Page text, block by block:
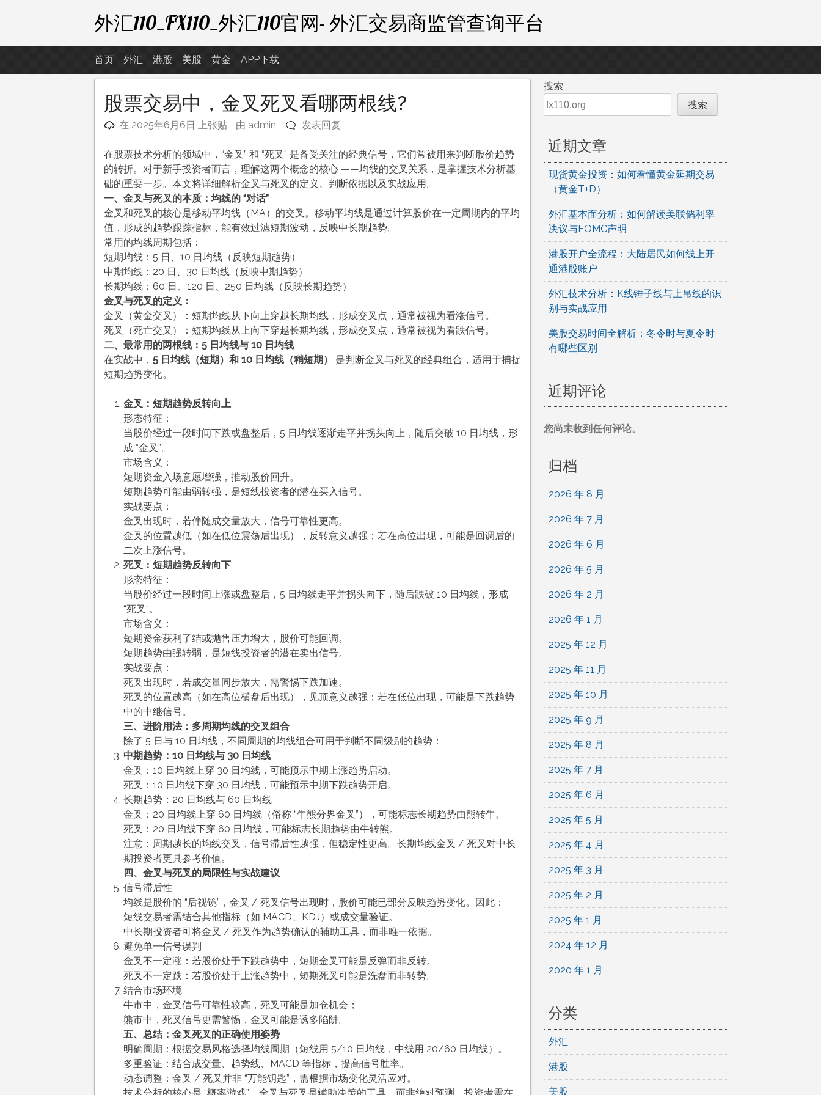
跳
至
内
容
外汇110_FX110_外汇110官网- 外汇交易商监管查询平台
首页 外汇 港股 美股 黄金 APP下载
股票交易中，金叉死叉看哪两根线?
在 2025年6月6日 上张贴 由 admin 发表回复
在股票技术分析的领域中，“金叉” 和 “死叉” 是备受关注的经典信号，它们常被用来判断股价趋势
的转折。对于新手投资者而言，理解这两个概念的核心 ——均线的交叉关系，是掌握技术分析基
础的重要一步。本文将详细解析金叉与死叉的定义、判断依据以及实战应用。
一、金叉与死叉的本质：均线的 “对话”
金叉和死叉的核心是移动平均线（MA）的交叉。移动平均线是通过计算股价在一定周期内的平均
值，形成的趋势跟踪指标，能有效过滤短期波动，反映中长期趋势。
常用的均线周期包括：
短期均线：5 日、10 日均线（反映短期趋势）
中期均线：20 日、30 日均线（反映中期趋势）
长期均线：60 日、120 日、250 日均线（反映长期趋势）
金叉与死叉的定义：
金叉（黄金交叉）：短期均线从下向上穿越长期均线，形成交叉点，通常被视为看涨信号。
死叉（死亡交叉）：短期均线从上向下穿越长期均线，形成交叉点，通常被视为看跌信号。
二、最常用的两根线：5 日均线与 10 日均线
在实战中， 5 日均线（短期）和 10 日均线（稍短期）
是判断金叉与死叉的经典组合，适用于捕捉
短期趋势变化。
金叉：短期趋势反转向上
形态特征：
当股价经过一段时间下跌或盘整后，5 日均线逐渐走平并拐头向上，随后突破 10 日均线，形
成 “金叉”。
市场含义：
短期资金入场意愿增强，推动股价回升。
短期趋势可能由弱转强，是短线投资者的潜在买入信号。
实战要点：
金叉出现时，若伴随成交量放大，信号可靠性更高。
金叉的位置越低（如在低位震荡后出现），反转意义越强；若在高位出现，可能是回调后的
二次上涨信号。
死叉：短期趋势反转向下
形态特征：
当股价经过一段时间上涨或盘整后，5 日均线走平并拐头向下，随后跌破 10 日均线，形成
“死叉“。
市场含义：
短期资金获利了结或抛售压力增大，股价可能回调。
短期趋势由强转弱，是短线投资者的潜在卖出信号。
实战要点：
死叉出现时，若成交量同步放大，需警惕下跌加速。
死叉的位置越高（如在高位横盘后出现），见顶意义越强；若在低位出现，可能是下跌趋势
中的中继信号。
三、进阶用法：多周期均线的交叉组合
除了 5 日与 10 日均线，不同周期的均线组合可用于判断不同级别的趋势：
中期趋势：10 日均线与 30 日均线
金叉：10 日均线上穿 30 日均线，可能预示中期上涨趋势启动。
死叉：10 日均线下穿 30 日均线，可能预示中期下跌趋势开启。
长期趋势：20 日均线与 60 日均线
金叉：20 日均线上穿 60 日均线（俗称 “牛熊分界金叉”），可能标志长期趋势由熊转牛。
死叉：20 日均线下穿 60 日均线，可能标志长期趋势由牛转熊。
注意：周期越长的均线交叉，信号滞后性越强，但稳定性更高。长期均线金叉 / 死叉对中长
期投资者更具参考价值。
四、金叉与死叉的局限性与实战建议
信号滞后性
均线是股价的 “后视镜”，金叉 / 死叉信号出现时，股价可能已部分反映趋势变化。因此：
短线交易者需结合其他指标（如 MACD、KDJ）或成交量验证。
中长期投资者可将金叉 / 死叉作为趋势确认的辅助工具，而非唯一依据。
避免单一信号误判
金叉不一定涨：若股价处于下跌趋势中，短期金叉可能是反弹而非反转。
死叉不一定跌：若股价处于上涨趋势中，短期死叉可能是洗盘而非转势。
结合市场环境
牛市中，金叉信号可靠性较高，死叉可能是加仓机会；
熊市中，死叉信号更需警惕，金叉可能是诱多陷阱。
五、总结：金叉死叉的正确使用姿势
明确周期：根据交易风格选择均线周期（短线用 5/10 日均线，中线用 20/60 日均线）。
多重验证：结合成交量、趋势线、MACD 等指标，提高信号胜率。
动态调整：金叉 / 死叉并非 “万能钥匙”，需根据市场变化灵活应对。
搜索
搜索
近期文章
现货黄金投资：如何看懂黄金延期交易
（黄金T+D）
外汇基本面分析：如何解读美联储利率
决议与FOMC声明
港股开户全流程：大陆居民如何线上开
通港股账户
外汇技术分析：K线锤子线与上吊线的识
别与实战应用
美股交易时间全解析：冬令时与夏令时
有哪些区别
近期评论
您尚未收到任何评论。
归档
2026 年 8 月
2026 年 7 月
2026 年 6 月
2026 年 5 月
2026 年 2 月
2026 年 1 月
2025 年 12 月
2025 年 11 月
2025 年 10 月
2025 年 9 月
2025 年 8 月
2025 年 7 月
2025 年 6 月
2025 年 5 月
2025 年 4 月
2025 年 3 月
2025 年 2 月
2025 年 1 月
2024 年 12 月
2020 年 1 月
分类
外汇
港股
美股